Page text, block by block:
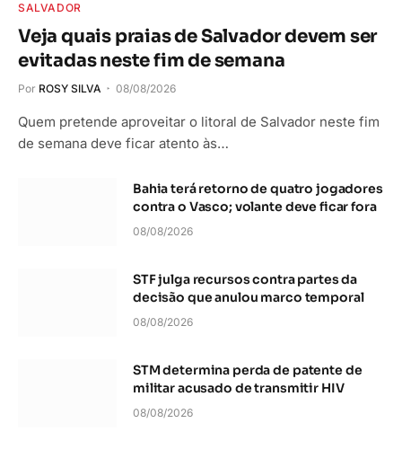
SALVADOR
Veja quais praias de Salvador devem ser
evitadas neste fim de semana
Por ROSY SILVA 08/08/2026
Quem pretende aproveitar o litoral de Salvador neste fim
de semana deve ficar atento às…
Bahia terá retorno de quatro jogadores
contra o Vasco; volante deve ficar fora
08/08/2026
STF julga recursos contra partes da
decisão que anulou marco temporal
08/08/2026
STM determina perda de patente de
militar acusado de transmitir HIV
08/08/2026